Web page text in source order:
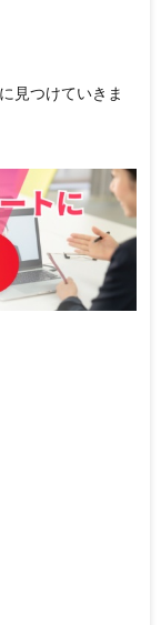
見つけていきま